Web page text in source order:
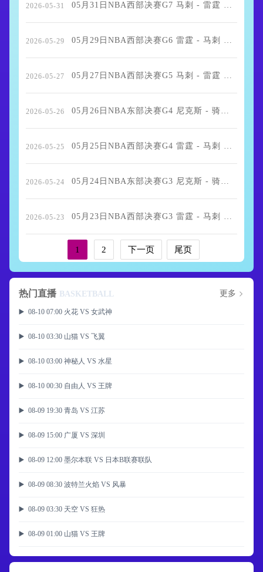
2026-05-31 05月31日NBA西部决赛G7 马刺 - 雷霆 全场录像
2026-05-29 05月29日NBA西部决赛G6 雷霆 - 马刺 全场录像
2026-05-27 05月27日NBA西部决赛G5 马刺 - 雷霆 全场录像
2026-05-26 05月26日NBA东部决赛G4 尼克斯 - 骑士 全场录像
2026-05-25 05月25日NBA西部决赛G4 雷霆 - 马刺 全场录像
2026-05-24 05月24日NBA东部决赛G3 尼克斯 - 骑士 全场录像
2026-05-23 05月23日NBA西部决赛G3 雷霆 - 马刺 全场录像
1 2 下一页 尾页
热门直播 BASKETBALL 更多
▶️ 08-10 07:00 火花 VS 女武神
▶️ 08-10 03:30 山猫 VS 飞翼
▶️ 08-10 03:00 神秘人 VS 水星
▶️ 08-10 00:30 自由人 VS 王牌
▶️ 08-09 19:30 青岛 VS 江苏
▶️ 08-09 15:00 广厦 VS 深圳
▶️ 08-09 12:00 墨尔本联 VS 日本B联赛联队
▶️ 08-09 08:30 波特兰火焰 VS 风暴
▶️ 08-09 03:30 天空 VS 狂热
▶️ 08-09 01:00 山猫 VS 王牌